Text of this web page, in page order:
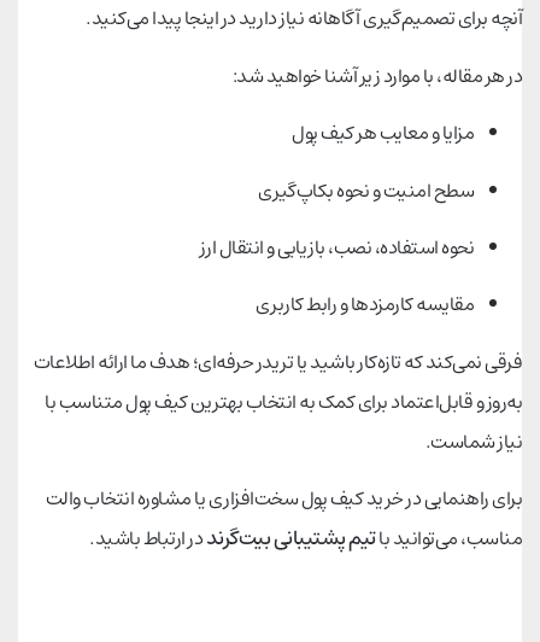
آنچه برای تصمیم‌گیری آگاهانه نیاز دارید در اینجا پیدا می‌کنید.
در هر مقاله، با موارد زیر آشنا خواهید شد:
مزایا و معایب هر کیف پول
سطح امنیت و نحوه بکاپ‌گیری
نحوه استفاده، نصب، بازیابی و انتقال ارز
مقایسه کارمزدها و رابط کاربری
فرقی نمی‌کند که تازه‌کار باشید یا تریدر حرفه‌ای؛ هدف ما ارائه اطلاعات
به‌روز و قابل‌اعتماد برای کمک به انتخاب بهترین کیف پول متناسب با
نیاز شماست.
برای راهنمایی در خرید کیف پول سخت‌افزاری یا مشاوره انتخاب والت
مناسب، می‌توانید باتیم پشتیبانی بیت‌گرنددر ارتباط باشید.